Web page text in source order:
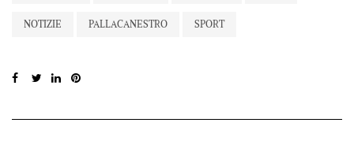
NOTIZIE PALLACANESTRO SPORT